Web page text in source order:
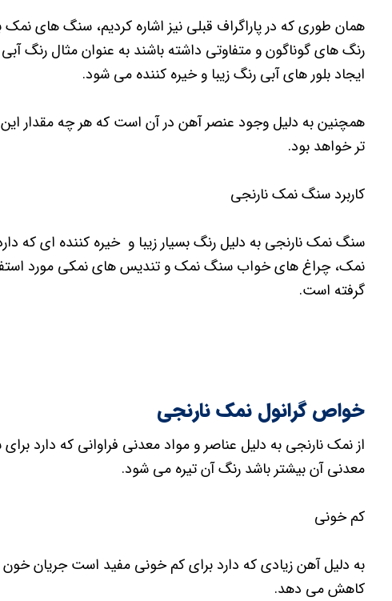
همان طوری که در پاراگراف قبلی نیز اشاره کردیم، سنگ های
رنگ های گوناگون و متفاوتی داشته باشند به عنوان مثال رنگ
ایجاد بلور های آبی رنگ زیبا و خیره کننده می شود.
همچنین به دلیل وجود عنصر آهن در آن است که هر چه مقدار این
تر خواهد بود.
کاربرد سنگ نمک نارنجی
سنگ نمک نارنجی به دلیل رنگ بسیار زیبا و خیره کننده ای که
نمک، چراغ های خواب سنگ نمک و تندیس های نمکی مورد استفاده
گرفته است.
خواص گرانول نمک نارنجی
از نمک نارنجی به دلیل عناصر و مواد معدنی فراوانی که دارد
معدنی آن بیشتر باشد رنگ آن تیره می شود.
کم خونی
به دلیل آهن زیادی که دارد برای کم خونی مفید است جریان
کاهش می دهد.